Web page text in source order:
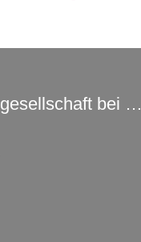
bei …